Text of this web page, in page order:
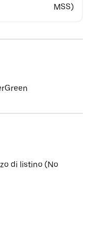
MSS)
di listino (No